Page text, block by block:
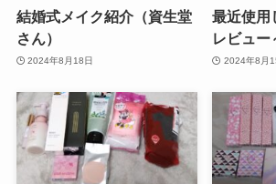
結婚式メイク紹介（資生堂
さん）
2024年8月18日
最近使用
レビュー
2024年8月